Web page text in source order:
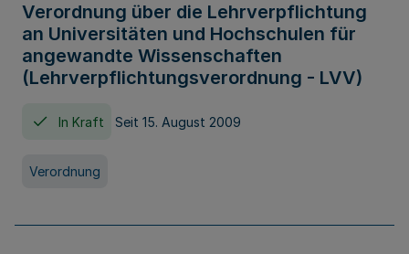
Verordnung über die Lehrverpflichtung
an Universitäten und Hochschulen für
angewandte Wissenschaften
(Lehrverpflichtungsverordnung - LVV)
In Kraft Seit 15. August 2009
Verordnung